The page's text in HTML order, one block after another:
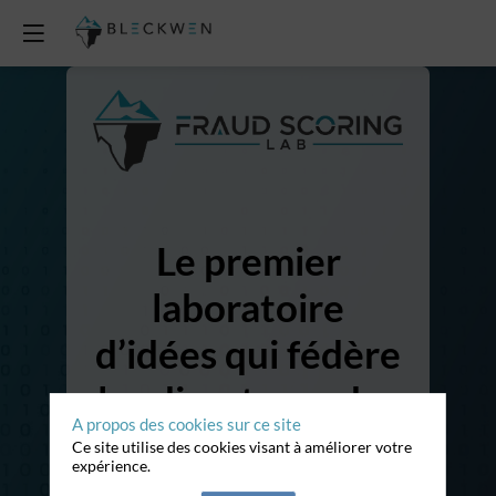
Le premier
laboratoire
d’idées qui fédère
les directeurs des
risques
A propos des cookies sur ce site
Ce site utilise des cookies visant à améliorer votre
expérience.